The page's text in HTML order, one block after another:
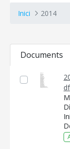
Inici 2014
Documents
df